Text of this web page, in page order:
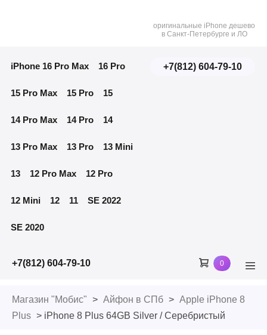
оригинальные iPhone дешево
в Санкт-Петербурге и ЛО
iPhone 16 Pro Max 16 Pro
15 Pro Max 15 Pro 15
14 Pro Max 14 Pro 14
13 Pro Max 13 Pro 13 Mini
13 12 Pro Max 12 Pro
12 Mini 12 11 SE 2022
SE 2020
+7(812) 604-79-10
+7(812) 604-79-10
Shopping
0Items
Магазин "Мобис" > Айфон в СПб > Apple iPhone 8
Plus > iPhone 8 Plus 64GB Silver / Серебристый